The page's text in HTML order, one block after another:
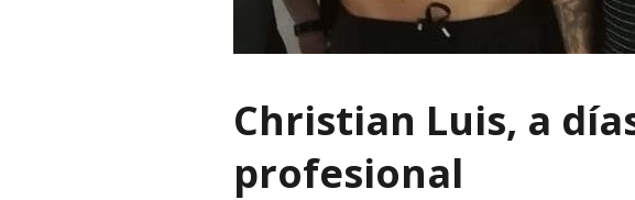
Christian Luis, a
profesional